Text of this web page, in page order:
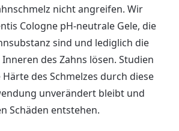
nicht angreifen. Wir
Cologne pH-neutrale Gele, die
sind und lediglich die
des Zahns lösen. Studien
des Schmelzes durch diese
unverändert bleibt und
Schäden entstehen.